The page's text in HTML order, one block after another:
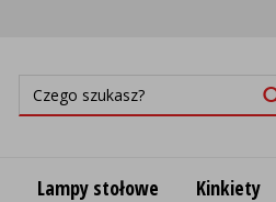
Lampy stołowe Kinkiety